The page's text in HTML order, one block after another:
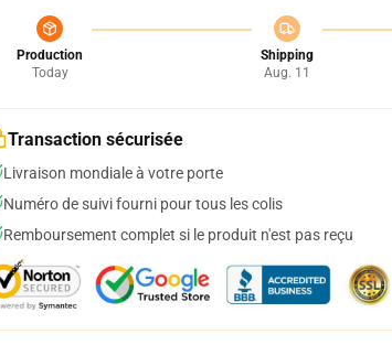
Production
Today
Shipping
Aug. 11
Transaction sécurisée
Livraison mondiale à votre porte
Numéro de suivi fourni pour tous les colis
Remboursement complet si le produit n'est pas reçu